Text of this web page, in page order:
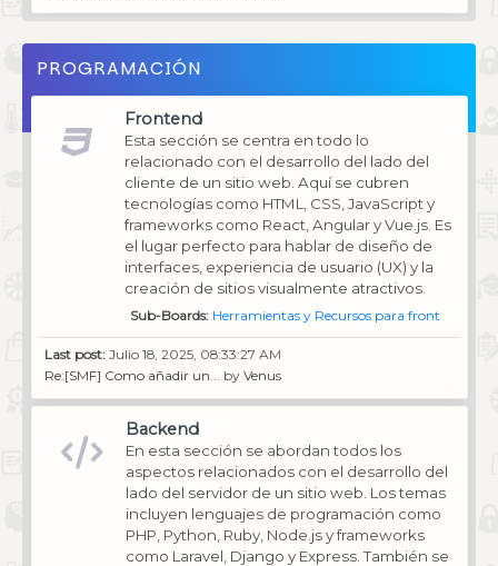
PROGRAMACIÓN
Frontend
Esta sección se centra en todo lo
relacionado con el desarrollo del lado del
cliente de un sitio web. Aquí se cubren
tecnologías como HTML, CSS, JavaScript y
frameworks como React, Angular y Vue.js. Es
el lugar perfecto para hablar de diseño de
interfaces, experiencia de usuario (UX) y la
creación de sitios visualmente atractivos.
Sub-Boards Herramientas y Recursos para front
Last post: Julio 18, 2025, 08:33:27 AM
Re:[SMF] Como añadir un...
by Venus
Backend
En esta sección se abordan todos los
aspectos relacionados con el desarrollo del
lado del servidor de un sitio web. Los temas
incluyen lenguajes de programación como
PHP, Python, Ruby, Node.js y frameworks
como Laravel, Django y Express. También se